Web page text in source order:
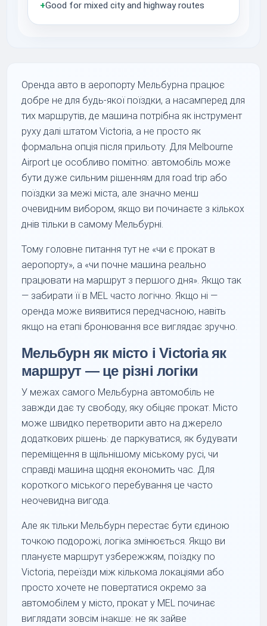
+Good for mixed city and highway routes
Оренда авто в аеропорту Мельбурна працює
добре не для будь-якої поїздки, а насамперед для
тих маршрутів, де машина потрібна як інструмент
руху далі штатом Victoria, а не просто як
формальна опція після прильоту. Для Melbourne
Airport це особливо помітно: автомобіль може
бути дуже сильним рішенням для road trip або
поїздки за межі міста, але значно менш
очевидним вибором, якщо ви починаєте з кількох
днів тільки в самому Мельбурні.
Тому головне питання тут не «чи є прокат в
аеропорту», а «чи почне машина реально
працювати на маршрут з першого дня». Якщо так
— забирати її в MEL часто логічно. Якщо ні —
оренда може виявитися передчасною, навіть
якщо на етапі бронювання все виглядає зручно.
Мельбурн як місто і Victoria як
маршрут — це різні логіки
У межах самого Мельбурна автомобіль не
завжди дає ту свободу, яку обіцяє прокат. Місто
може швидко перетворити авто на джерело
додаткових рішень: де паркуватися, як будувати
переміщення в щільнішому міському русі, чи
справді машина щодня економить час. Для
короткого міського перебування це часто
неочевидна вигода.
Але як тільки Мельбурн перестає бути єдиною
точкою подорожі, логіка змінюється. Якщо ви
плануєте маршрут узбережжям, поїздку по
Victoria, переїзди між кількома локаціями або
просто хочете не повертатися окремо за
автомобілем у місто, прокат у MEL починає
виглядати зовсім інакше: не як зайве